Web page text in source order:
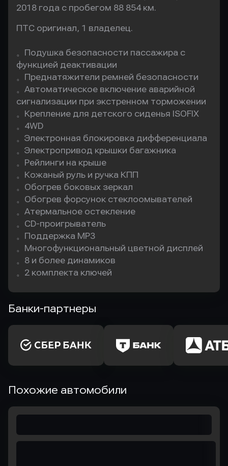
2018 года с пробегом 88 854 км.
ПТС оригинал, 1 владелец.
。Подушка безопасности пассажира с
функцией деактивации
。Преднатяжители ремней безопасности
。Автоматическое включение аварийной
сигнализации при экстренном торможении
。Крепление для детского сиденья ISOFIX
。4WD
。Электронная блокировка дифференциала
。Электропривод крышки багажника
。Рейлинги на крыше
。Кожаный руль и ручка КПП
。Обогрев боковых зеркал
。Обогрев форсунок стеклоомывателей
。Атермальное остекление
。CD-проигрыватель
。Поддержка MP3
。Многофункциональный цветной дисплей
。8 и более динамиков
。2 комплекта ключей
Банки-партнеры
Похожие автомобили